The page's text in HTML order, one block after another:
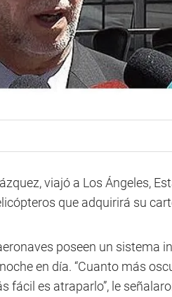
viajó a Los Ángeles,
que adquirirá su
poseen un sistema
en día. “Cuanto más
fácil es atraparlo”, le